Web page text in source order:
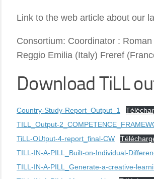
Link to the web article about our
Consortium: Coordinator :
Reggio Emilia (Italy) Freref
Download TiLL
Country-Study-Report_Output_1
TILL_Output-
TiLL-OUtput-4-report_final-CW
TILL-IN-A-PILL_Built-on-Individual-
TILL-IN-A-PILL_Generate-a-creative-